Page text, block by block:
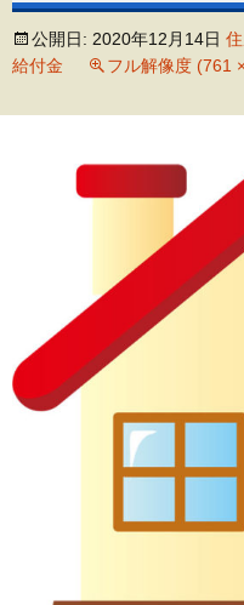
公開日: 2020年12月14日
給付金
フル解像度 (761